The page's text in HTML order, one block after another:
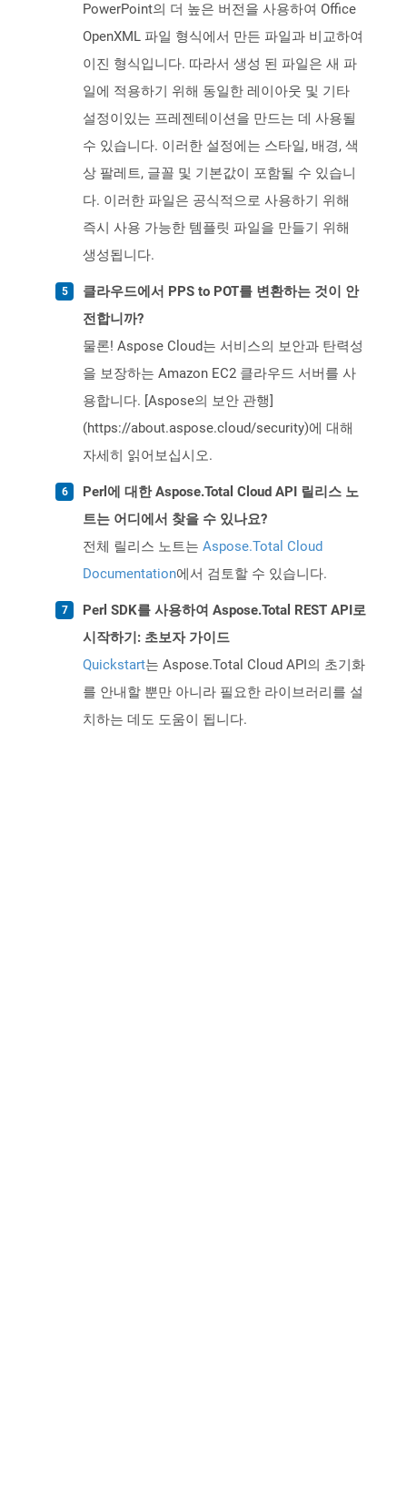
PowerPoint의 더 높은 버전을 사용하여 Office
OpenXML 파일 형식에서 만든 파일과 비교하여
이진 형식입니다. 따라서 생성 된 파일은 새 파
일에 적용하기 위해 동일한 레이아웃 및 기타
설정이있는 프레젠테이션을 만드는 데 사용될
수 있습니다. 이러한 설정에는 스타일, 배경, 색
상 팔레트, 글꼴 및 기본값이 포함될 수 있습니
다. 이러한 파일은 공식적으로 사용하기 위해
즉시 사용 가능한 템플릿 파일을 만들기 위해
생성됩니다.
클라우드에서 PPS to POT를 변환하는 것이 안
전합니까?
물론! Aspose Cloud는 서비스의 보안과 탄력성
을 보장하는 Amazon EC2 클라우드 서버를 사
용합니다. [Aspose의 보안 관행]
(https://about.aspose.cloud/security)에 대해
자세히 읽어보십시오.
Perl에 대한 Aspose.Total Cloud API 릴리스 노
트는 어디에서 찾을 수 있나요?
전체 릴리스 노트는 Aspose.Total Cloud
Documentation에서 검토할 수 있습니다.
Perl SDK를 사용하여 Aspose.Total REST API로
시작하기: 초보자 가이드
Quickstart는 Aspose.Total Cloud API의 초기화
를 안내할 뿐만 아니라 필요한 라이브러리를 설
치하는 데도 도움이 됩니다.